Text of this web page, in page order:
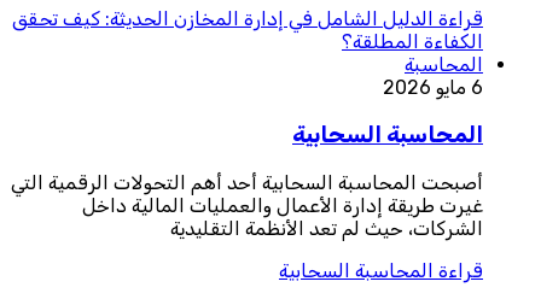
قراءة الدليل الشامل في إدارة المخازن الحديثة: كيف تحقق
الكفاءة المطلقة؟
المحاسبة
6 مايو 2026
المحاسبة السحابية
أصبحت المحاسبة السحابية أحد أهم التحولات الرقمية التي
غيرت طريقة إدارة الأعمال والعمليات المالية داخل
الشركات، حيث لم تعد الأنظمة التقليدية
قراءة المحاسبة السحابية